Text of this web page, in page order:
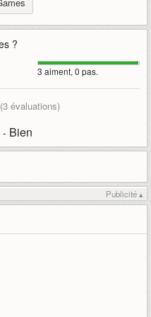
?
3 aiment, 0 pas.
(3 évaluations)
- Bien
Publicité ▴